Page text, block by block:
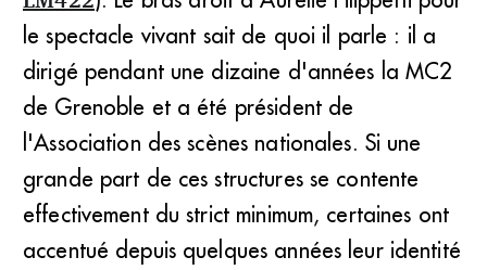
le spectacle vivant sait de quoi il parle : il a
dirigé pendant une dizaine d'années la MC2
de Grenoble et a été président de
l'Association des scènes nationales. Si une
grande part de ces structures se contente
effectivement du strict minimum, certaines ont
accentué depuis quelques années leur identité